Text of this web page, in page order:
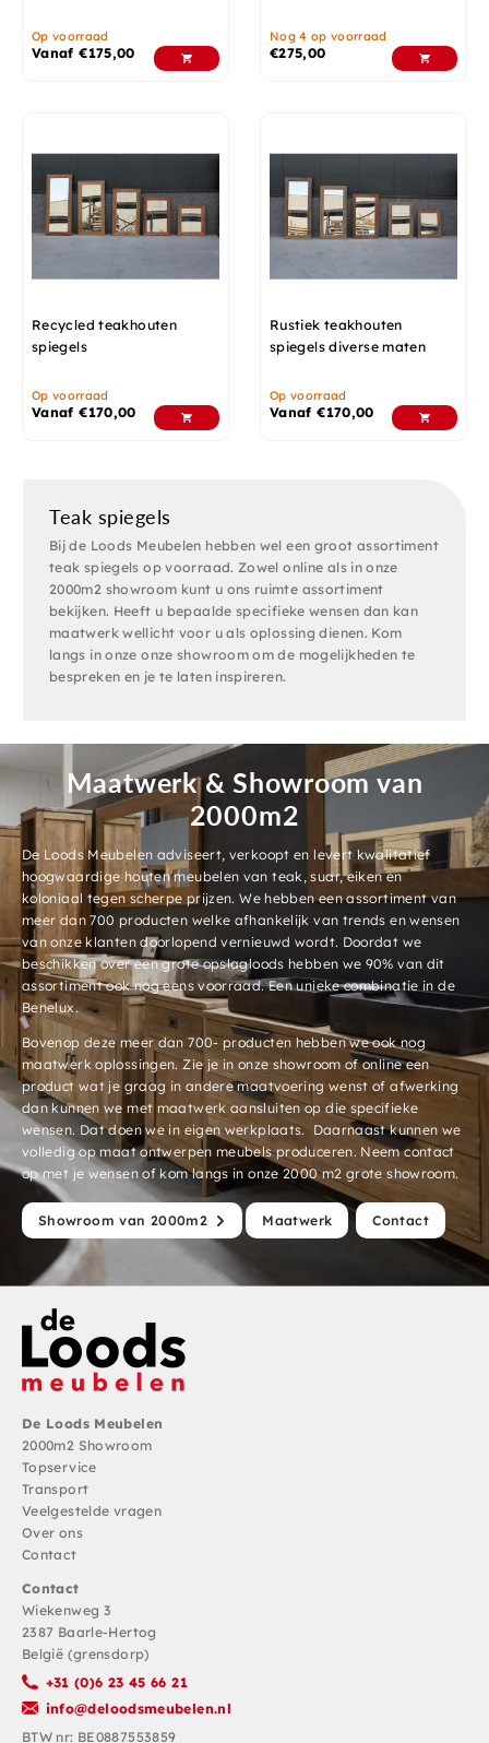
Op voorraad
Vanaf€175,00
Nog 4 op voorraad
€275,00
Recycled teakhouten
spiegels
Op voorraad
Vanaf€170,00
Rustiek teakhouten
spiegels diverse maten
Op voorraad
Vanaf€170,00
Teak spiegels
Bij de Loods Meubelen hebben wel een groot assortiment
teak spiegels op voorraad. Zowel online als in onze
2000m2 showroom kunt u ons ruimte assortiment
bekijken. Heeft u bepaalde specifieke wensen dan kan
maatwerk wellicht voor u als oplossing dienen. Kom
langs in onze onze showroom om de mogelijkheden te
bespreken en je te laten inspireren.
Maatwerk & Showroom van
2000m2
De Loods Meubelen adviseert, verkoopt en levert kwalitatief
hoogwaardige houten meubelen van teak, suar, eiken en
koloniaal tegen scherpe prijzen. We hebben een assortiment van
meer dan 700 producten welke afhankelijk van trends en wensen
van onze klanten doorlopend vernieuwd wordt. Doordat we
beschikken over een grote opslagloods hebben we 90% van dit
assortiment ook nog eens voorraad. Een unieke combinatie in de
Benelux.
Bovenop deze meer dan 700- producten hebben we ook nog
maatwerk oplossingen. Zie je in onze showroom of online een
product wat je graag in andere maatvoering wenst of afwerking
dan kunnen we met maatwerk aansluiten op die specifieke
wensen. Dat doen we in eigen werkplaats. Daarnaast kunnen we
volledig op maat ontwerpen meubels produceren. Neem contact
op met je wensen of kom langs in onze 2000 m2 grote showroom.
Showroom van 2000m2 Maatwerk Contact
De Loods Meubelen
2000m2 Showroom
Topservice
Transport
Veelgestelde vragen
Over ons
Contact
Contact
Wiekenweg 3
2387 Baarle-Hertog
België (grensdorp)
+31 (0)6 23 45 66 21
info@deloodsmeubelen.nl
BTW nr: BE0887553859